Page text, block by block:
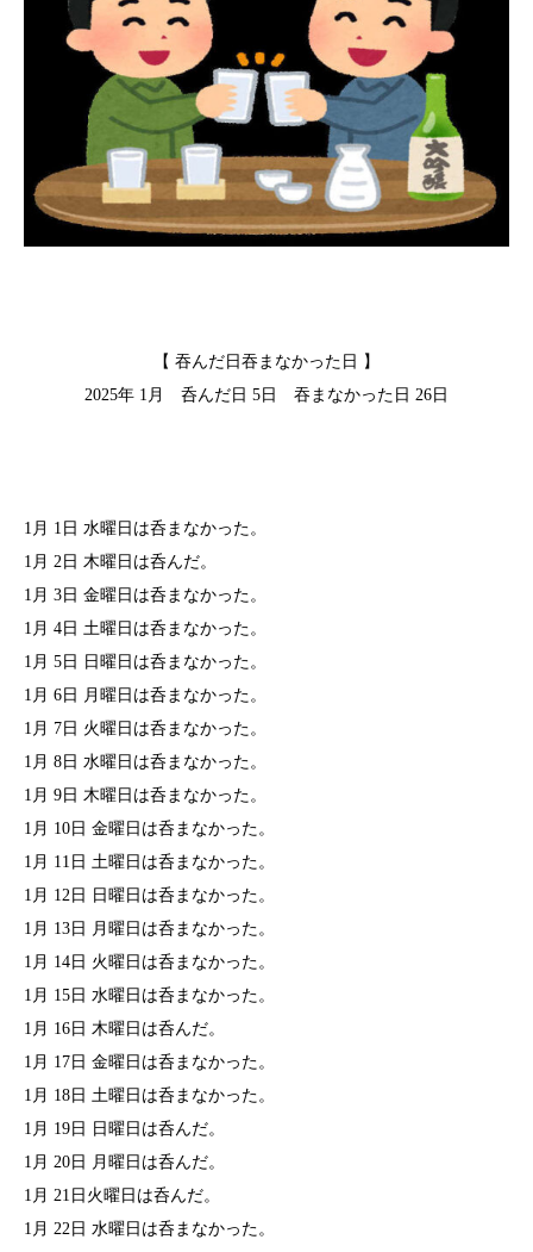
【 吞んだ日吞まなかった日 】
2025年 1月 呑んだ日 5日 吞まなかった日 26日
1月 1日 水曜日は呑まなかった。
1月 2日 木曜日は呑んだ。
1月 3日 金曜日は呑まなかった。
1月 4日 土曜日は呑まなかった。
1月 5日 日曜日は呑まなかった。
1月 6日 月曜日は呑まなかった。
1月 7日 火曜日は呑まなかった。
1月 8日 水曜日は呑まなかった。
1月 9日 木曜日は呑まなかった。
1月 10日 金曜日は呑まなかった。
1月 11日 土曜日は呑まなかった。
1月 12日 日曜日は呑まなかった。
1月 13日 月曜日は呑まなかった。
1月 14日 火曜日は呑まなかった。
1月 15日 水曜日は呑まなかった。
1月 16日 木曜日は呑んだ。
1月 17日 金曜日は呑まなかった。
1月 18日 土曜日は呑まなかった。
1月 19日 日曜日は呑んだ。
1月 20日 月曜日は呑んだ。
1月 21日火曜日は呑んだ。
1月 22日 水曜日は呑まなかった。